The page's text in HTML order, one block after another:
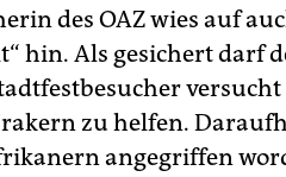
des OAZ wies auf
hin. Als gesichert darf
zu helfen.
angegriffen